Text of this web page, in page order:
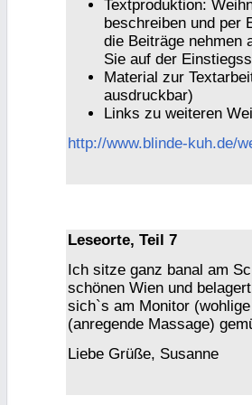
Textproduktion:
beschreiben und per
die Beiträge nehmen
Sie auf der
Material zur
ausdruckbar)
Links zu weiteren
http://www.blinde-kuh.de/
Leseorte, Teil 7
Ich sitze ganz banal am
schönen Wien und
sich`s am Monitor
(anregende Massage)
Liebe Grüße, Susanne